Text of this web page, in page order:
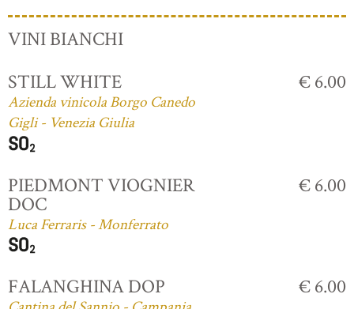
VINI BIANCHI
STILL WHITE
Azienda vinicola Borgo Canedo
Gigli - Venezia Giulia
€ 6.00
PIEDMONT VIOGNIER
DOC
Luca Ferraris - Monferrato
€ 6.00
FALANGHINA DOP € 6.00